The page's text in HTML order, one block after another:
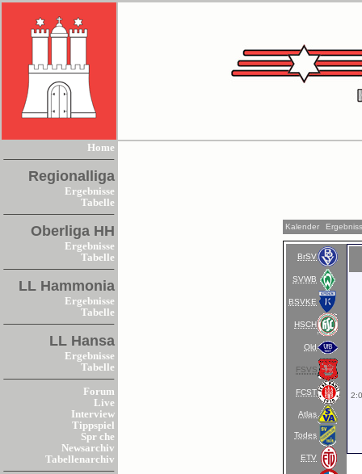
Home
Regionalliga
Ergebnisse
Tabelle
Oberliga HH
Ergebnisse
Tabelle
LL Hammonia
Ergebnisse
Tabelle
LL Hansa
Ergebnisse
Tabelle
Forum
Live
Interview
Tippspiel
Spr che
Newsarchiv
Tabellenarchiv
Kalender
BrSV
SVWB
BSVKE
HSCH
Old
FSVS
FCST
Atlas
Todes
ETV